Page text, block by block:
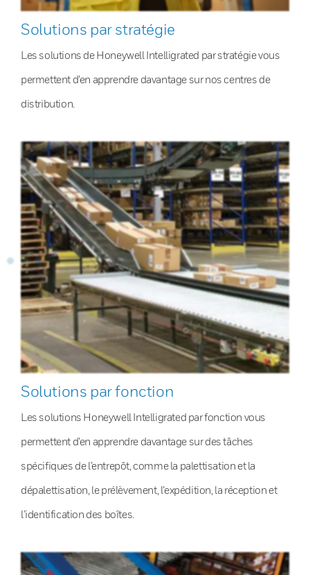
Solutions par stratégie
Les solutions de Honeywell Intelligrated par stratégie vous
permettent d’en apprendre davantage sur nos centres de
distribution.
Solutions par fonction
Les solutions Honeywell Intelligrated par fonction vous
permettent d’en apprendre davantage sur des tâches
spécifiques de l’entrepôt, comme la palettisation et la
dépalettisation, le prélèvement, l’expédition, la réception et
l’identification des boîtes.